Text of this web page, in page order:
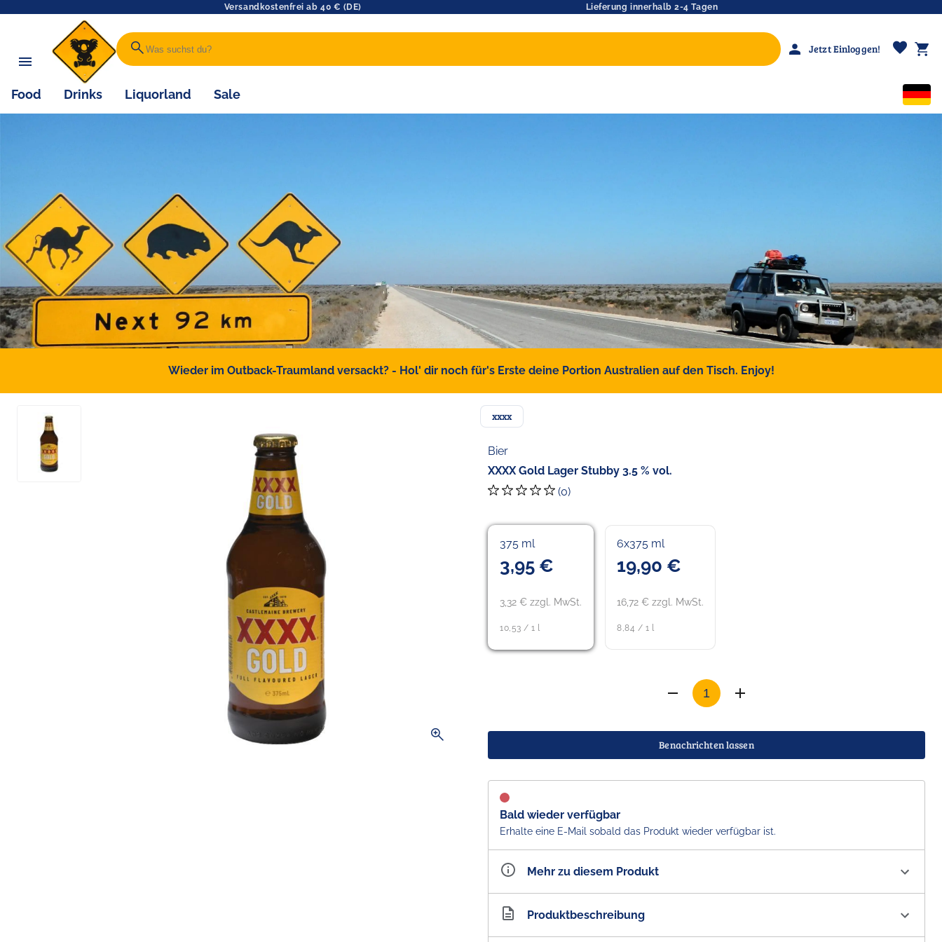
Versandkostenfrei ab 40 € (DE) Lieferung innerhalb 2-4 Tagen
search person Jetzt Einloggen! favorite shopping_cart
Food Drinks Liquorland Sale
Wieder im Outback-Traumland versackt? - Hol' dir noch für's Erste deine Portion Australien auf den Tisch. Enjoy!
zoom_in
xxxx
Bier
XXXX Gold Lager Stubby 3.5 % vol.
(0)
375 ml
3,95 €
3,32 € zzgl. MwSt.
10,53 / 1 l
6x375 ml
19,90 €
16,72 € zzgl. MwSt.
8,84 / 1 l
Benachrichten lassen
Bald wieder verfügbar
Erhalte eine E-Mail sobald das Produkt wieder verfügbar ist.
Mehr zu diesem Produkt
Artikelnummer AU100558
Produktbeschreibung